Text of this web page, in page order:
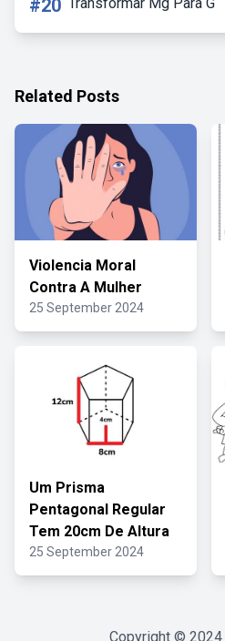
#20
Related Posts
Violencia Moral
Contra A Mulher
25 September 2024
Um Prisma
Pentagonal Regular
Tem 20cm De Altura
25 September 2024
Copyright © 2024